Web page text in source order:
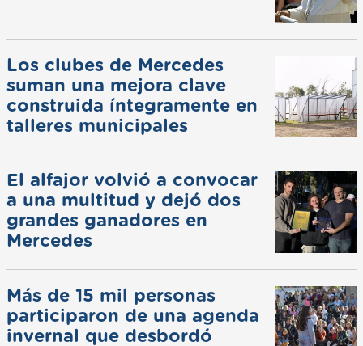
Los clubes de Mercedes
suman una mejora clave
construida íntegramente en
talleres municipales
El alfajor volvió a convocar
a una multitud y dejó dos
grandes ganadores en
Mercedes
Más de 15 mil personas
participaron de una agenda
invernal que desbordó